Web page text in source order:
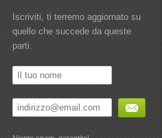
Iscriviti, ti terremo aggiornato su
quello che succede da queste
parti.